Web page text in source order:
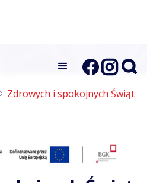
Zdrowych i spokojnych Świąt